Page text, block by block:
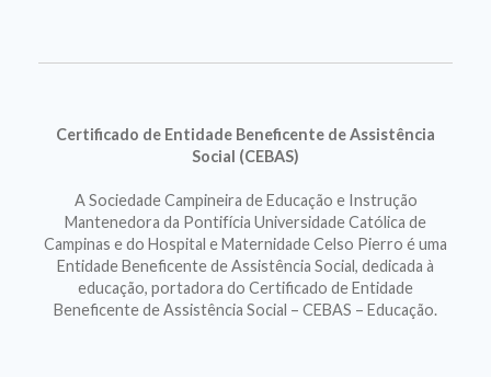
Certificado de Entidade Beneficente de Assistência
Social (CEBAS)
A Sociedade Campineira de Educação e Instrução
Mantenedora da Pontifícia Universidade Católica de
Campinas e do Hospital e Maternidade Celso Pierro é uma
Entidade Beneficente de Assistência Social, dedicada à
educação, portadora do Certificado de Entidade
Beneficente de Assistência Social – CEBAS – Educação.